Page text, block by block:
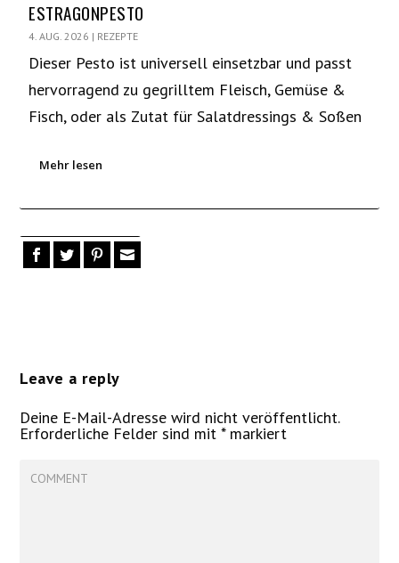
ESTRAGONPESTO
4. AUG. 2026 | REZEPTE
Dieser Pesto ist universell einsetzbar und passt
hervorragend zu gegrilltem Fleisch, Gemüse &
Fisch, oder als Zutat für Salatdressings & Soßen
Mehr lesen
Leave a reply
Deine E-Mail-Adresse wird nicht veröffentlicht.
Erforderliche Felder sind mit*markiert